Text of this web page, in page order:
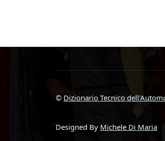
© Dizionario Tecnico
Designed By Michele Di Maria